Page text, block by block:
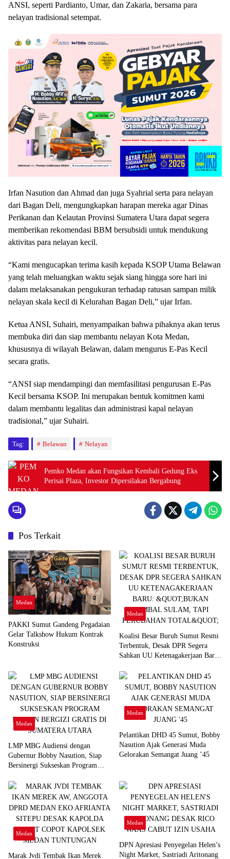
ANSI, seperti Pardianto, Umar, dan Zakaria, bersama para
nelayan tradisional setempat.
Irfan Nasution dan Ahmad dan juga Syahrial serta para nelayan
dari Bagan Deli, mengungkapkan harapan mereka agar Dinas
Perikanan dan Kelautan Provinsi Sumatera Utara dapat segera
memberikan rekomendasi BBM bersubsidi untuk mendukung
aktivitas para nelayan kecil.
“Kami mengucapkan terima kasih kepada KSOP Utama Belawan
yang telah meluangkan waktu sejak siang hingga sore hari ini
dalam melaksanakan pengukuran terhadap ratusan sampan milik
nelayan skala kecil di Kelurahan Bagan Deli,” ujar Irfan.
Ketua ANSI, Suhairi, menyampaikan bahwa pihaknya akan terus
membuka diri dan siap membantu nelayan Kota Medan,
khususnya di wilayah Belawan, dalam mengurus E-Pas Kecil
secara gratis.
“ANSI siap mendampingi dan memfasilitasi pengurusan E-Pas
Kecil bersama KSOP. Ini merupakan bentuk komitmen kami
dalam membantu legalitas dan administrasi kapal nelayan
tradisional,” ujar Suhairi.
Tag: Belawan Nelayan
Pemko Medan akan Fungsikan Kembali Gedung Eks
Perisai Plaza, Investor Dipersilakan Bergabung
Pos Terkait
Medan
PAKKI Sumut Gandeng Pegadaian
Gelar Talkshow Hukum Kontrak
Konstruksi
Medan
Koalisi Besar Buruh Sumut Resmi
Terbentuk, Desak DPR Segera
Sahkan UU Ketenagakerjaan Baru:
Perubahan Total”
Medan
LMP MBG Audiensi dengan
Gubernur Bobby Nasution, Siap
Bersinergi Sukseskan Program
Utara
Medan
Pelantikan DHD 45 Sumut, Bobby
Nasution Ajak Generasi Muda
Gelorakan Semangat Juang ’45
Medan
Marak Jvdi Tembak Ikan Merek
Medan
DPN Apresiasi Penyegelan Helen’s
Night Market, Sastriadi Aritonang